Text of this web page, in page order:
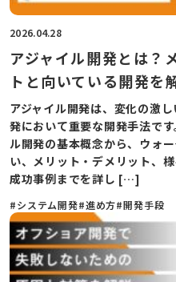
2026.04.28
アジャイル開発とは？
トと向いている開発を
アジャイル開発は、変化の激
発において重要な開発手法で
ル開発の基本概念から、ウォ
い、メリット・デメリット、
成功事例までを詳し […]
#システム開発#進め方#開発手段